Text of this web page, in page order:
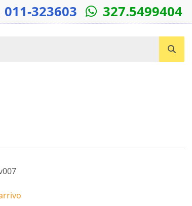
011-323603 327.5499404
Cerca un prodotto...